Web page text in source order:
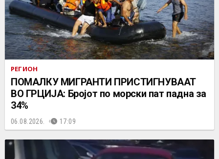
РЕГИОН
ПОМАЛКУ МИГРАНТИ ПРИСТИГНУВААТ
ВО ГРЦИЈА: Бројот по морски пат падна за
34%
06.08.2026. 17:09